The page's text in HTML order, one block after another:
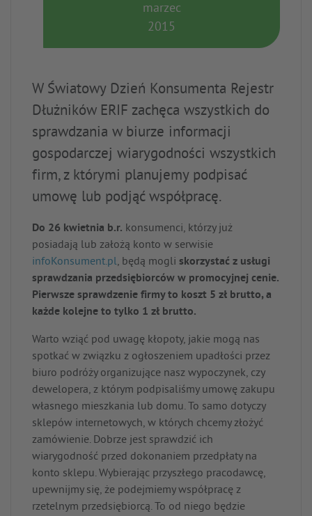
marzec
2015
W Światowy Dzień Konsumenta Rejestr
Dłużników ERIF zachęca wszystkich do
sprawdzania w biurze informacji
gospodarczej wiarygodności wszystkich
firm, z którymi planujemy podpisać
umowę lub podjąć współpracę.
Do 26 kwietnia b.r. konsumenci, którzy już
posiadają lub założą konto w serwisie
infoKonsument.pl, będą mogli skorzystać z usługi
sprawdzania przedsiębiorców w promocyjnej cenie.
Pierwsze sprawdzenie firmy to koszt 5 zł brutto, a
każde kolejne to tylko 1 zł brutto.
Warto wziąć pod uwagę kłopoty, jakie mogą nas
spotkać w związku z ogłoszeniem upadłości przez
biuro podróży organizujące nasz wypoczynek, czy
dewelopera, z którym podpisaliśmy umowę zakupu
własnego mieszkania lub domu. To samo dotyczy
sklepów internetowych, w których chcemy złożyć
zamówienie. Dobrze jest sprawdzić ich
wiarygodność przed dokonaniem przedpłaty na
konto sklepu. Wybierając przyszłego pracodawcę,
upewnijmy się, że podejmiemy współpracę z
rzetelnym przedsiębiorcą. To od niego będzie